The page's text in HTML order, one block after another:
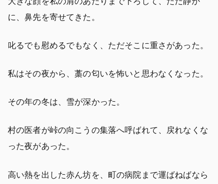
に、鼻先を寄せてきた。
叱るでも慰めるでもなく、ただそこに重さがあった。
私はその夜から、藁の匂いを怖いと思わなくなった。
その年の冬は、雪が深かった。
村の医者が峠の向こうの集落へ呼ばれて、戻れなくな
った夜があった。
高い熱を出した赤ん坊を、町の病院まで運ばねばなら